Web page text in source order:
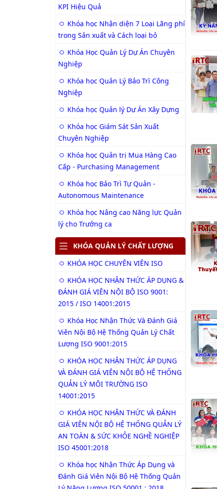
KPI Hiệu Quả
Khóa học Nhận diện 7 Loại Lãng phí
trong Sản xuất và Cách loại bỏ
Khóa Học Quản Lý Dự Án Chuyên
Nghiệp
Khóa học Quản Lý Bảo Trì Công
Nghiệp
Khóa học Quản lý Dự Án Xây Dựng
Khóa học Giám Sát Sản Xuất
Chuyên Nghiệp
Khóa học Quản trị Mua Hàng Cao
Cấp - Purchasing Management
Khóa học Bảo Trì Tự Quản -
Autonomous Maintenance
Khóa học Nâng cao Năng lực Quản
lý cho Trưởng ca
KHÓA QUẢN LÝ CHẤT LƯỢNG
KHÓA HỌC CHUYÊN VIÊN ISO
KHÓA HỌC NHẬN THỨC ÁP DỤNG &
ĐÁNH GIÁ VIÊN NỘI BỘ ISO 9001:
2015 / ISO 14001:2015
Khóa Học Nhận Thức Và Đánh Giá
Viên Nội Bộ Hệ Thống Quản Lý Chất
Lượng ISO 9001:2015
KHÓA HỌC NHẬN THỨC ÁP DỤNG
VÀ ĐÁNH GIÁ VIÊN NỘI BỘ HỆ THỐNG
QUẢN LÝ MÔI TRƯỜNG ISO
14001:2015
KHÓA HỌC NHẬN THỨC VÀ ĐÁNH
GIÁ VIÊN NỘI BỘ HỆ THỐNG QUẢN LÝ
AN TOÀN & SỨC KHỎE NGHỀ NGHIỆP
ISO 45001:2018
Khóa học Nhận Thức Áp Dụng và
Đánh Giá Viên Nội Bộ Hệ Thống Quản